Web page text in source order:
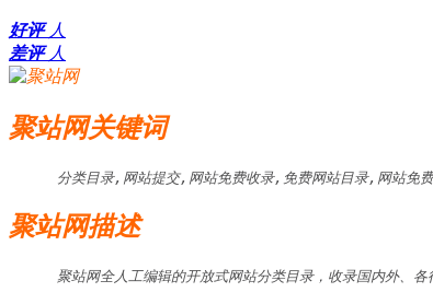
好评 人
差评 人
聚站网关键词
分类目录,网站提交,网站免费收录,免费网站目录,网站免
聚站网描述
聚站网全人工编辑的开放式网站分类目录，收录国内外、